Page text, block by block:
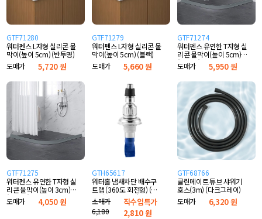
GTF71280
워터펜스 L자형 실리콘 물
막이(높이 5cm) (반투명)
도매가
5,720 원
GTF71279
워터펜스 L자형 실리콘 물
막이(높이 5cm) (블랙)
도매가
5,660 원
GTF71274
워터펜스 유연한 T자형 실
리콘 물막이(높이 5cm)
(그레이)
도매가 5,950 원
GTF71275
워터펜스 유연한 T자형 실
리콘 물막이(높이 3cm)
(그레이)
도매가 4,050 원
GTH65617
워터홀 냄새차단 배수구
트랩 (360도 회전형) (자
동개폐 실리콘형)
소매가
6,180
직수입특가
2,810원
GTF68766
클린메이트 튜브 샤워기
호스(3m) (다크그레이)
도매가
6,320 원